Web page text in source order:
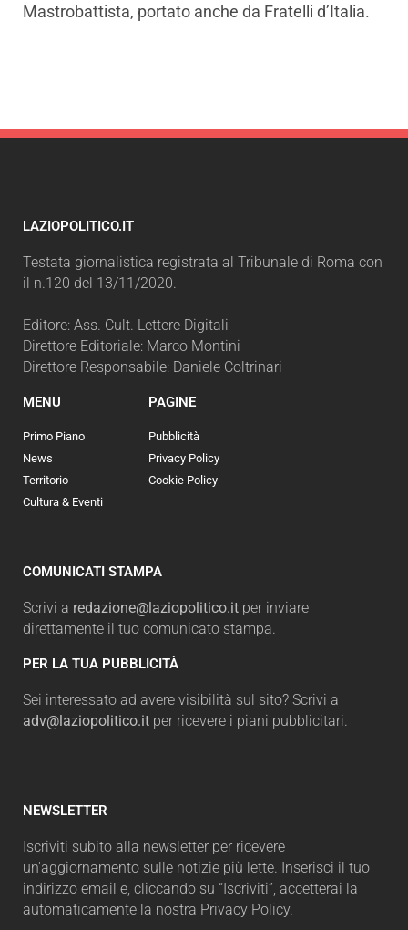
Mastrobattista, portato anche da Fratelli d’Italia.
LAZIOPOLITICO.IT
Testata giornalistica registrata al Tribunale di Roma con
il n.120 del 13/11/2020.
Editore: Ass. Cult. Lettere Digitali
Direttore Editoriale: Marco Montini
Direttore Responsabile: Daniele Coltrinari
MENU
Primo Piano
News
Territorio
Cultura & Eventi
PAGINE
Pubblicità
Privacy Policy
Cookie Policy
COMUNICATI STAMPA
Scrivi a redazione@laziopolitico.it per inviare
direttamente il tuo comunicato stampa.
PER LA TUA PUBBLICITÀ
Sei interessato ad avere visibilità sul sito? Scrivi a
adv@laziopolitico.it per ricevere i piani pubblicitari.
NEWSLETTER
Iscriviti subito alla newsletter per ricevere
un'aggiornamento sulle notizie più lette. Inserisci il tuo
indirizzo email e, cliccando su “Iscriviti”, accetterai la
automaticamente la nostra Privacy Policy.